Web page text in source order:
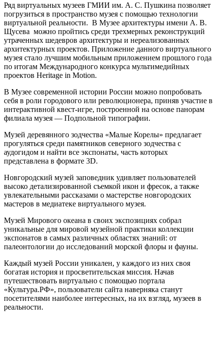
Ряд виртуальных музеев ГМИИ им. А. С. Пушкина позволяет
погрузиться в пространство музея с помощью технологии
виртуальной реальности. В Музее архитектуры имени А. В.
Щусева можно пройтись среди трехмерных реконструкций
утраченных шедевров архитектуры и нереализованных
архитектурных проектов. Приложение данного виртуального
музея стало лучшим мобильным приложением прошлого года
по итогам Международного конкурса мультимедийных
проектов Heritage in Motion.
В Музее современной истории России можно попробовать
себя в роли городового или революционера, приняв участие в
интерактивной квест-игре, построенной на основе панорам
филиала музея — Подпольной типографии.
Музей деревянного зодчества «Малые Корелы» предлагает
прогуляться среди памятников северного зодчества с
аудогидом и найти все экспонаты, часть которых
представлена в формате 3D.
Новгородский музей заповедник удивляет пользователей
высоко детализированной съемкой икон и фресок, а также
увлекательными рассказами о мастерстве новгородских
мастеров в медиатеке виртуального музея.
Музей Мирового океана в своих экспозициях собрал
уникальные для мировой музейной практики коллекции
экспонатов в самых различных областях знаний: от
палеонтологии до исследований морской флоры и фауны.
Каждый музей России уникален, у каждого из них своя
богатая история и просветительская миссия. Начав
путешествовать виртуально с помощью портала
«Культура.РФ», пользователи сайта наверняка станут
посетителями наиболее интересных, на их взгляд, музеев в
реальности.